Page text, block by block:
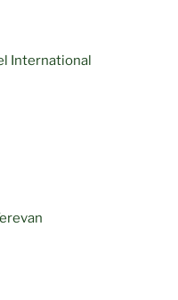
International